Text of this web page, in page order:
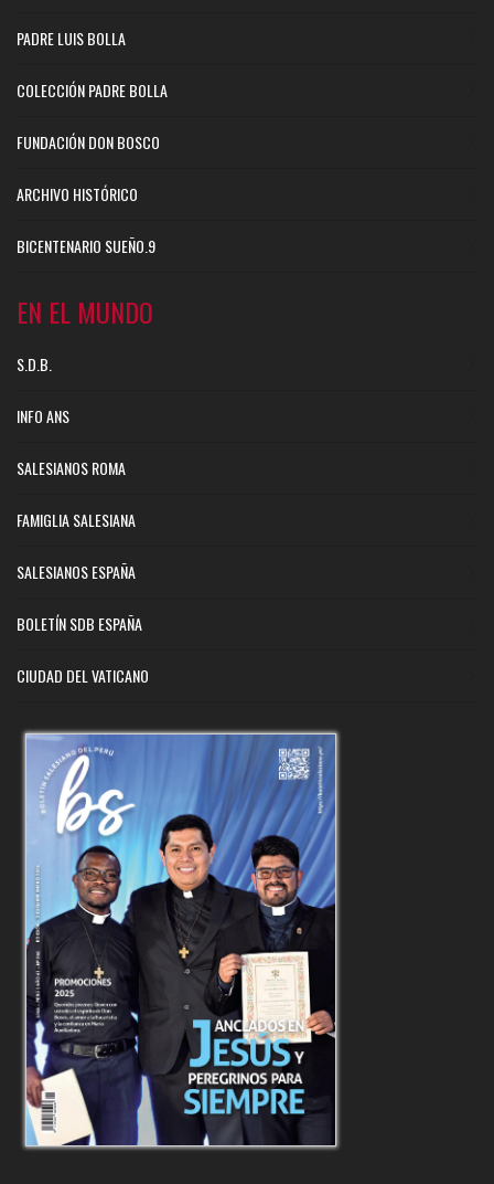
PADRE LUIS BOLLA
COLECCIÓN PADRE BOLLA
FUNDACIÓN DON BOSCO
ARCHIVO HISTÓRICO
BICENTENARIO SUEÑO.9
EN EL MUNDO
S.D.B.
INFO ANS
SALESIANOS ROMA
FAMIGLIA SALESIANA
SALESIANOS ESPAÑA
BOLETÍN SDB ESPAÑA
CIUDAD DEL VATICANO